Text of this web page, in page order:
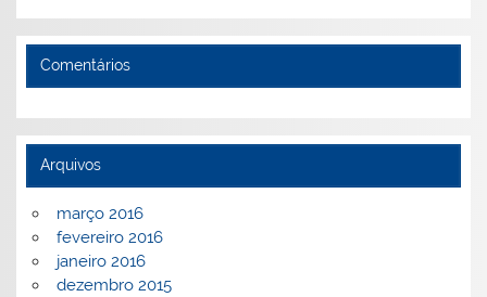
Comentários
Arquivos
março 2016
fevereiro 2016
janeiro 2016
dezembro 2015